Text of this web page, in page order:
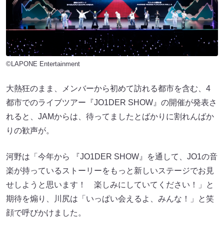
©LAPONE Entertainment
大熱狂のまま、メンバーから初めて訪れる都市を含む、4
都市でのライブツアー『JO1DER SHOW』の開催が発表さ
れると、JAMからは、待ってましたとばかりに割れんばか
りの歓声が。
河野は「今年から 『JO1DER SHOW』を通して、JO1の音
楽が持っているストーリーをもっと新しいステージでお見
せしようと思います！ 楽しみにしていてください！」と
期待を煽り、川尻は「いっぱい会えるよ、みんな！」と笑
顔で呼びかけました。